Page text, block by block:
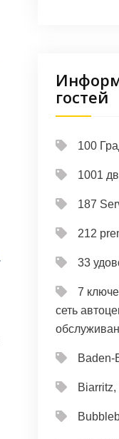
гостей
100
1001
187
212
33
7
сеть
Baden-